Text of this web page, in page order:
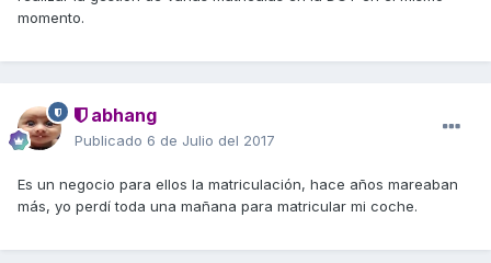
momento.
abhang
Publicado 6 de Julio del 2017
Es un negocio para ellos la matriculación, hace años mareaban
más, yo perdí toda una mañana para matricular mi coche.